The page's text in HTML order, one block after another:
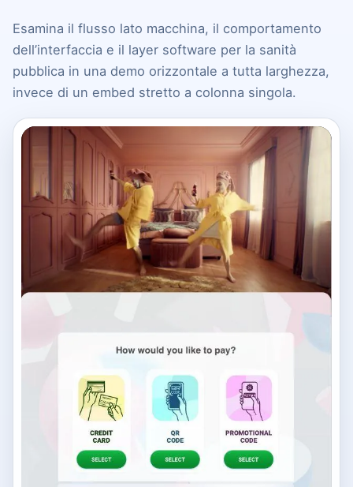
Esamina il flusso lato macchina, il comportamento
dell’interfaccia e il layer software per la sanità
pubblica in una demo orizzontale a tutta larghezza,
invece di un embed stretto a colonna singola.